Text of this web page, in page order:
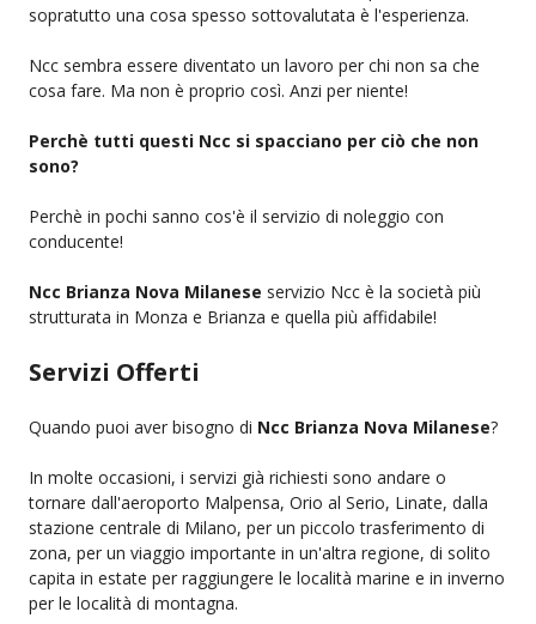
sopratutto una cosa spesso sottovalutata è l'esperienza.
Ncc sembra essere diventato un lavoro per chi non sa che
cosa fare. Ma non è proprio così. Anzi per niente!
Perchè tutti questi Ncc si spacciano per ciò che non
sono?
Perchè in pochi sanno cos'è il servizio di noleggio con
conducente!
Ncc Brianza Nova Milanese servizio Ncc è la società più
strutturata in Monza e Brianza e quella più affidabile!
Servizi Offerti
Quando puoi aver bisogno di Ncc Brianza Nova Milanese?
In molte occasioni, i servizi già richiesti sono andare o
tornare dall'aeroporto Malpensa, Orio al Serio, Linate, dalla
stazione centrale di Milano, per un piccolo trasferimento di
zona, per un viaggio importante in un'altra regione, di solito
capita in estate per raggiungere le località marine e in inverno
per le località di montagna.